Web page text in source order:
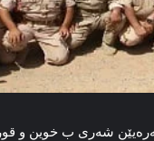
شەری ب خوین و